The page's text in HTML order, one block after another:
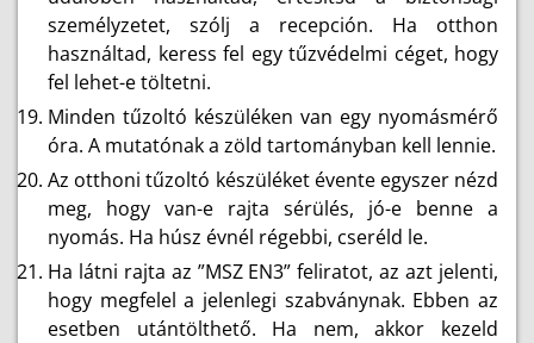
személyzetet, szólj a recepción. Ha otthon
használtad, keress fel egy tűzvédelmi céget, hogy
fel lehet-e töltetni.
Minden tűzoltó készüléken van egy nyomásmérő
óra. A mutatónak a zöld tartományban kell lennie.
Az otthoni tűzoltó készüléket évente egyszer nézd
meg, hogy van-e rajta sérülés, jó-e benne a
nyomás. Ha húsz évnél régebbi, cseréld le.
Ha látni rajta az ”MSZ EN3” feliratot, az azt jelenti,
hogy megfelel a jelenlegi szabványnak. Ebben az
esetben utántölthető. Ha nem, akkor kezeld